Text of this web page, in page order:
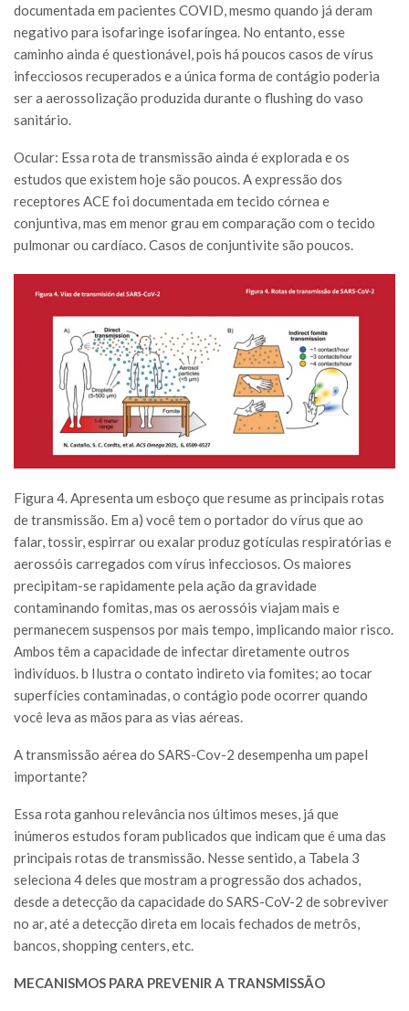
documentada em pacientes COVID, mesmo quando já deram
negativo para isofaringe isofaríngea. No entanto, esse
caminho ainda é questionável, pois há poucos casos de vírus
infecciosos recuperados e a única forma de contágio poderia
ser a aerossolização produzida durante o flushing do vaso
sanitário.
Ocular: Essa rota de transmissão ainda é explorada e os
estudos que existem hoje são poucos. A expressão dos
receptores ACE foi documentada em tecido córnea e
conjuntiva, mas em menor grau em comparação com o tecido
pulmonar ou cardíaco. Casos de conjuntivite são poucos.
Figura 4. Apresenta um esboço que resume as principais rotas
de transmissão. Em a) você tem o portador do vírus que ao
falar, tossir, espirrar ou exalar produz gotículas respiratórias e
aerossóis carregados com vírus infecciosos. Os maiores
precipitam-se rapidamente pela ação da gravidade
contaminando fomitas, mas os aerossóis viajam mais e
permanecem suspensos por mais tempo, implicando maior risco.
Ambos têm a capacidade de infectar diretamente outros
indivíduos. b Ilustra o contato indireto via fomites; ao tocar
superfícies contaminadas, o contágio pode ocorrer quando
você leva as mãos para as vias aéreas.
A transmissão aérea do SARS-Cov-2 desempenha um papel
importante?
Essa rota ganhou relevância nos últimos meses, já que
inúmeros estudos foram publicados que indicam que é uma das
principais rotas de transmissão. Nesse sentido, a Tabela 3
seleciona 4 deles que mostram a progressão dos achados,
desde a detecção da capacidade do SARS-CoV-2 de sobreviver
no ar, até a detecção direta em locais fechados de metrôs,
bancos, shopping centers, etc.
MECANISMOS PARA PREVENIR A TRANSMISSÃO